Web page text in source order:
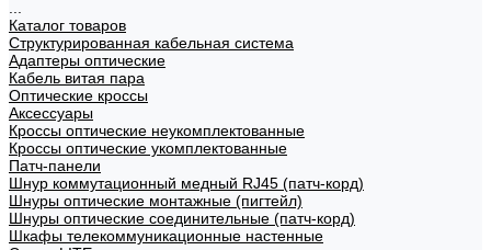
Каталог товаров
Структурированная кабельная система
Адаптеры оптические
Кабель витая пара
Оптические кроссы
Аксессуары
Кроссы оптические неукомплектованные
Кроссы оптические укомплектованные
Патч-панели
Шнур коммутационный медный RJ45 (патч-корд)
Шнуры оптические монтажные (пигтейл)
Шнуры оптические соединительные (патч-корд)
Шкафы телекоммуникационные настенные